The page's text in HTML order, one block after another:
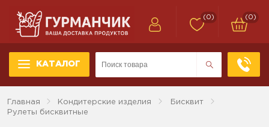
КАТАЛОГ
(0) (0)
Главная Кондитерские изделия
Бисквит
Рулеты бисквитные